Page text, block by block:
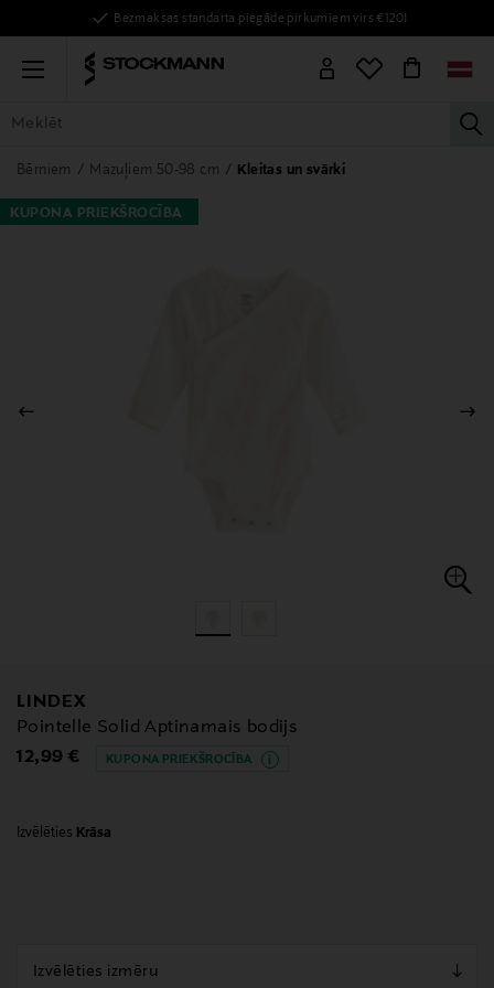
Bezmaksas standarta piegāde pirkumiem virs €120!
Menu
VISAS PRECES SIEVIETĒM VĪRIEŠIEM BĒRNIEM
Bērniem Mazuļiem 50-98 cm Kleitas un svārki
KUPONA PRIEKŠROCĪBA
LINDEX
Pointelle Solid Aptinamais bodijs
Original Price
12,99 € KUPONA PRIEKŠROCĪBA
Izvēlēties Krāsa